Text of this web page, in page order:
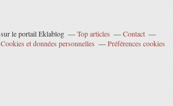
sur le portail Eklablog Top articles
Contact
Cookies et données personnelles Préférences cookies